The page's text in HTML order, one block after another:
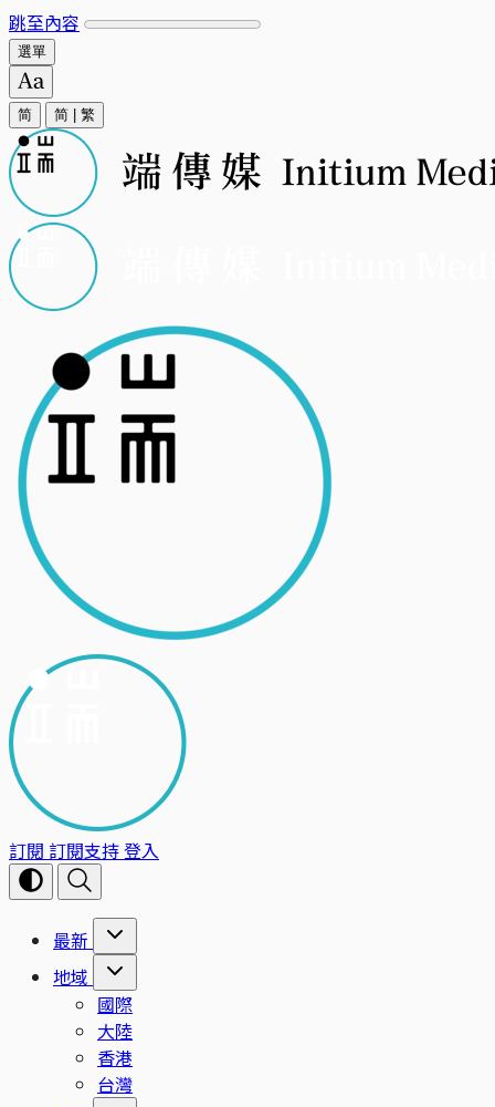
跳至內容
選單
简 简 繁
訂閱 訂閱支持登入
最新
地域
國際
大陸
香港
台灣